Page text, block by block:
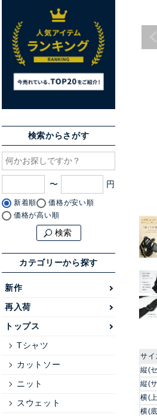
検索からさがす
〜
新着順
価格が安い順
価格が高い順
検索
カテゴリーから探す
新作
再入荷
トップス
Tシャツ
カットソー
ニット
スウェット
サイ
縦(
縦(
横(
横(